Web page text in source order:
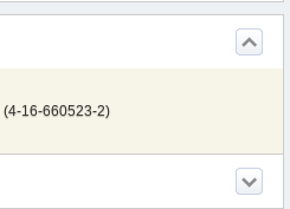
(4-16-660523-2)